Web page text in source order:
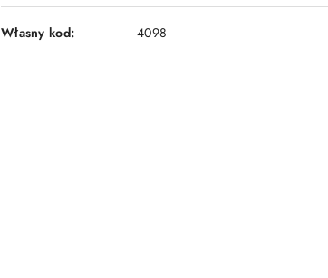
Własny kod: 4098